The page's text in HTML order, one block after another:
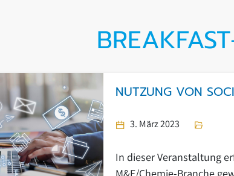
NUTZUNG VON
3. März 2023
In dieser Veranstaltung